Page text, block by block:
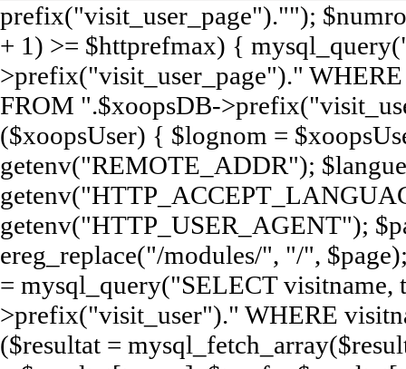
prefix("visit_user_page")."");
+ 1) >= $httprefmax) {
>prefix("visit_user_page")."
FROM ".$xoopsDB-
($xoopsUser) { $lognom =
getenv("REMOTE_ADDR");
getenv("HTTP_USER_AGENT");
ereg_replace("/modules/", "/",
= mysql_query("SELECT visitname,
>prefix("visit_user")." WHERE
($resultat =